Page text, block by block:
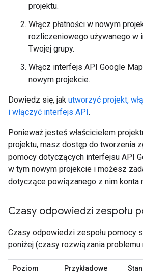
projektu.
Włącz płatności w nowym
rozliczeniowego używanego w
Twojej grupy.
Włącz interfejs API Google
nowym projekcie.
Dowiedz się, jak utworzyć projekt,
i włączyć interfejs API.
Ponieważ jesteś właścicielem
projektu, masz dostęp do tworzenia
pomocy dotyczących interfejsu API
w tym nowym projekcie i możesz
dotyczące powiązanego z nim konta
Czasy odpowiedzi zespołu
Czasy odpowiedzi zespołu pomocy
poniżej (czasy rozwiązania problemu
Poziom
Przykładowe